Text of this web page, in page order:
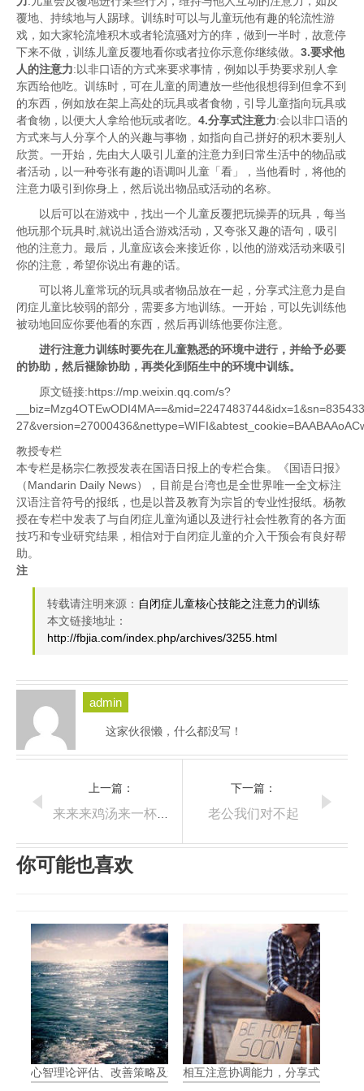
覆地、持续地与人踢球。训练时可以与儿童玩他有趣的轮流性游
戏，如大家轮流堆积木或者轮流骚对方的痒，做到一半时，故意停
下来不做，训练儿童反覆地看你或者拉你示意你继续做。 3.要求他
人的注意力:以非口语的方式来要求事情，例如以手势要求别人拿
东西给他吃。训练时，可在儿童的周遭放一些他很想得到但拿不到
的东西，例如放在架上高处的玩具或者食物，引导儿童指向玩具或
者食物，以便大人拿给他玩或者吃。 4.分享式注意力:会以非口语的
方式来与人分享个人的兴趣与事物，如指向自己拼好的积木要别人
欣赏。一开始，先由大人吸引儿童的注意力到日常生活中的物品或
者活动，以一种夸张有趣的语调叫儿童「看」，当他看时，将他的
注意力吸引到你身上，然后说出物品或活动的名称。
以后可以在游戏中，找出一个儿童反覆把玩操弄的玩具，每当
他玩那个玩具时,就说出适合游戏活动，又夸张又趣的语句，吸引
他的注意力。最后，儿童应该会来接近你，以他的游戏活动来吸引
你的注意，希望你说出有趣的话。
可以将儿童常玩的玩具或者物品放在一起，分享式注意力是自
闭症儿童比较弱的部分，需要多方地训练。一开始，可以先训练他
被动地回应你要他看的东西，然后再训练他要你注意。
进行注意力训练时要先在儿童熟悉的环境中进行，并给予必要
的协助，然后褪除协助，再类化到陌生中的环境中训练。
原文链接:https://mp.weixin.qq.com/s?
教授专栏
本专栏是杨宗仁教授发表在国语日报上的专栏合集。《国语日报》
（Mandarin Daily News），目前是台湾也是全世界唯一全文标注
汉语注音符号的报纸，也是以普及教育为宗旨的专业性报纸。杨教
授在专栏中发表了与自闭症儿童沟通以及进行社会性教育的各方面
技巧和专业研究结果，相信对于自闭症儿童的介入干预会有良好帮
助。
注
转载请注明来源： 自闭症儿童核心技能之注意力的训练
本文链接地址：
http://fbjia.com/index.php/archives/3255.html
admin
这家伙很懒，什么都没写！
上一篇：
下一篇：
老公我们对不起
你可能也喜欢
心智理论评估、改善策略及影响相互注意协调能力，分享式注意力